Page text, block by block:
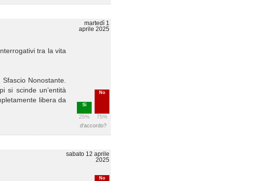
martedì 1
aprile 2025
Sì
25%
No
75%
tra la vita
Nonostante.
si scinde un’entità
libera da
d'accordo?
sabato 12 aprile
2025
No